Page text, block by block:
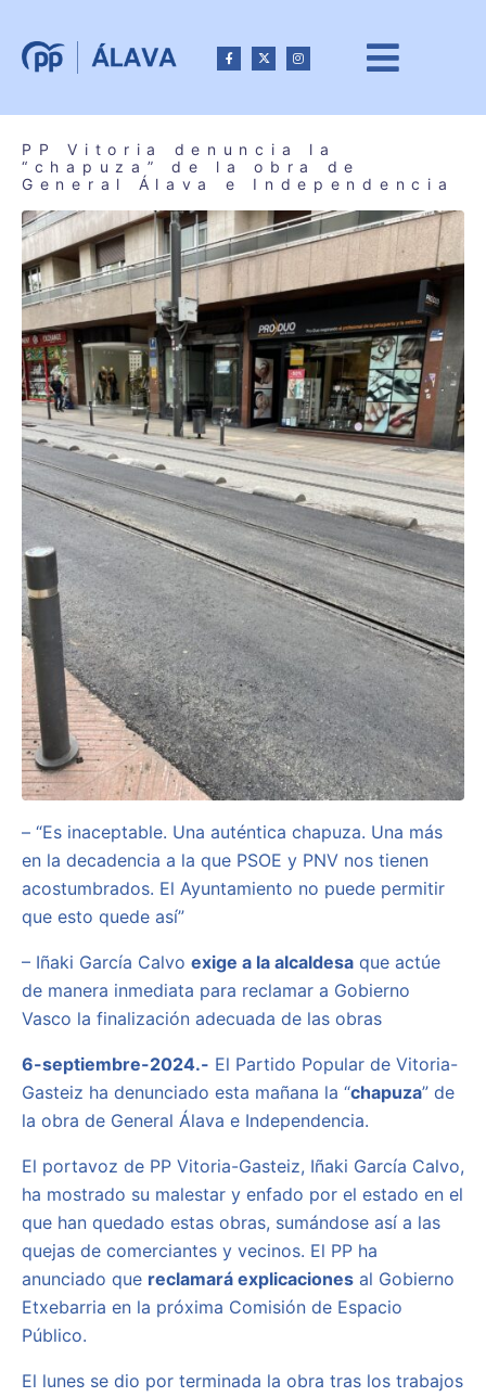
PP Vitoria denuncia la
“chapuza” de la obra de
General Álava e Independencia
– “Es inaceptable. Una auténtica chapuza. Una más
en la decadencia a la que PSOE y PNV nos tienen
acostumbrados. El Ayuntamiento no puede permitir
que esto quede así”
– Iñaki García Calvo exige a la alcaldesa que actúe
de manera inmediata para reclamar a Gobierno
Vasco la finalización adecuada de las obras
6-septiembre-2024.- El Partido Popular de Vitoria-
Gasteiz ha denunciado esta mañana la “chapuza” de
la obra de General Álava e Independencia.
El portavoz de PP Vitoria-Gasteiz, Iñaki García Calvo,
ha mostrado su malestar y enfado por el estado en el
que han quedado estas obras, sumándose así a las
quejas de comerciantes y vecinos. El PP ha
anunciado que reclamará explicaciones al Gobierno
Etxebarria en la próxima Comisión de Espacio
Público.
El lunes se dio por terminada la obra tras los trabajos